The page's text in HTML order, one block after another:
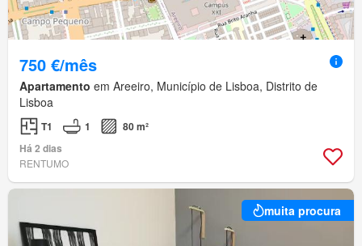
750 €/mês
Apartamento em Areeiro, Município de Lisboa, Distrito de
Lisboa
T1 1
80 m²
Há 2 dias
RENTUMO
muita procura